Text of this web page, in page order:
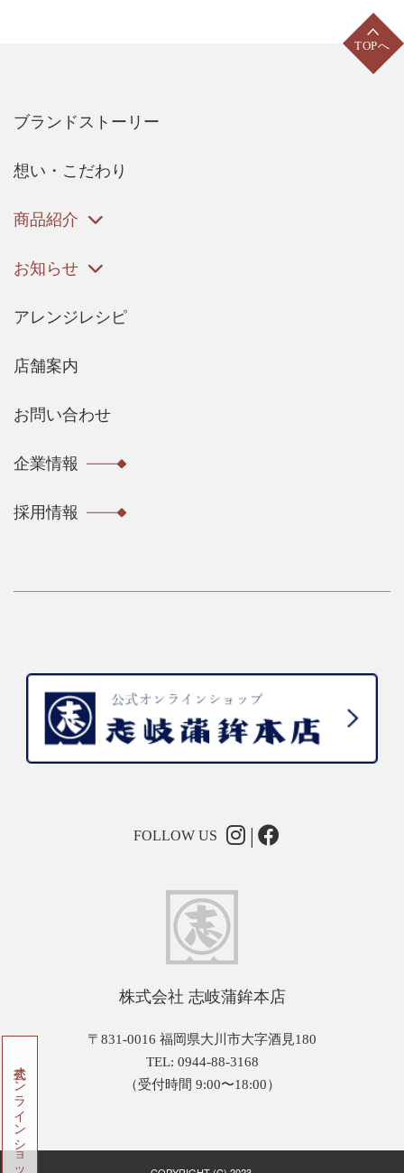
公式オンラインショップ
ブランドストーリー
想い・こだわり
商品紹介
お知らせ
アレンジレシピ
店舗案内
お問い合わせ
企業情報
採用情報
FOLLOW US
株式会社 志岐蒲鉾本店
〒831-0016 福岡県大川市大字酒見180
TEL: 0944-88-3168
（受付時間 9:00〜18:00）